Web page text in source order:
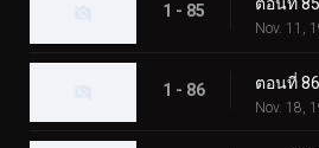
1 - 85
Nov. 11,
1 - 86
Nov. 18,